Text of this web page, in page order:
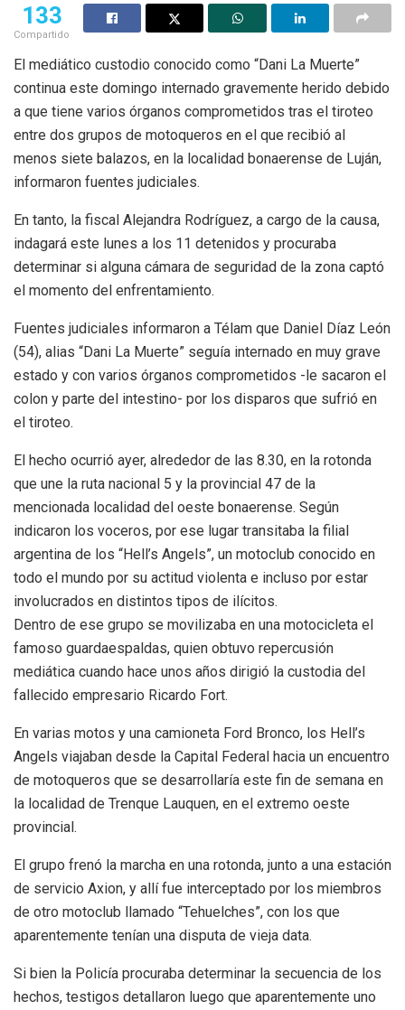
133
Compartido
El mediático custodio conocido como “Dani La Muerte”
continua este domingo internado gravemente herido debido
a que tiene varios órganos comprometidos tras el tiroteo
entre dos grupos de motoqueros en el que recibió al
menos siete balazos, en la localidad bonaerense de Luján,
informaron fuentes judiciales.
En tanto, la fiscal Alejandra Rodríguez, a cargo de la causa,
indagará este lunes a los 11 detenidos y procuraba
determinar si alguna cámara de seguridad de la zona captó
el momento del enfrentamiento.
Fuentes judiciales informaron a Télam que Daniel Díaz León
(54), alias “Dani La Muerte” seguía internado en muy grave
estado y con varios órganos comprometidos -le sacaron el
colon y parte del intestino- por los disparos que sufrió en
el tiroteo.
El hecho ocurrió ayer, alrededor de las 8.30, en la rotonda
que une la ruta nacional 5 y la provincial 47 de la
mencionada localidad del oeste bonaerense. Según
indicaron los voceros, por ese lugar transitaba la filial
argentina de los “Hell’s Angels”, un motoclub conocido en
todo el mundo por su actitud violenta e incluso por estar
involucrados en distintos tipos de ilícitos.
Dentro de ese grupo se movilizaba en una motocicleta el
famoso guardaespaldas, quien obtuvo repercusión
mediática cuando hace unos años dirigió la custodia del
fallecido empresario Ricardo Fort.
En varias motos y una camioneta Ford Bronco, los Hell’s
Angels viajaban desde la Capital Federal hacia un encuentro
de motoqueros que se desarrollaría este fin de semana en
la localidad de Trenque Lauquen, en el extremo oeste
provincial.
El grupo frenó la marcha en una rotonda, junto a una estación
de servicio Axion, y allí fue interceptado por los miembros
de otro motoclub llamado “Tehuelches”, con los que
aparentemente tenían una disputa de vieja data.
Si bien la Policía procuraba determinar la secuencia de los
hechos, testigos detallaron luego que aparentemente uno